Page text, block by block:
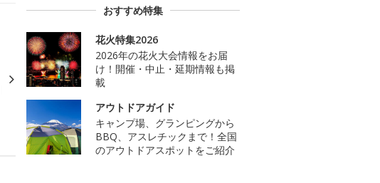
おすすめ特集
花火特集2026
2026年の花火大会情報をお届
け！開催・中止・延期情報も掲
載
アウトドアガイド
キャンプ場、グランピングから
BBQ、アスレチックまで！全国
のアウトドアスポットをご紹介